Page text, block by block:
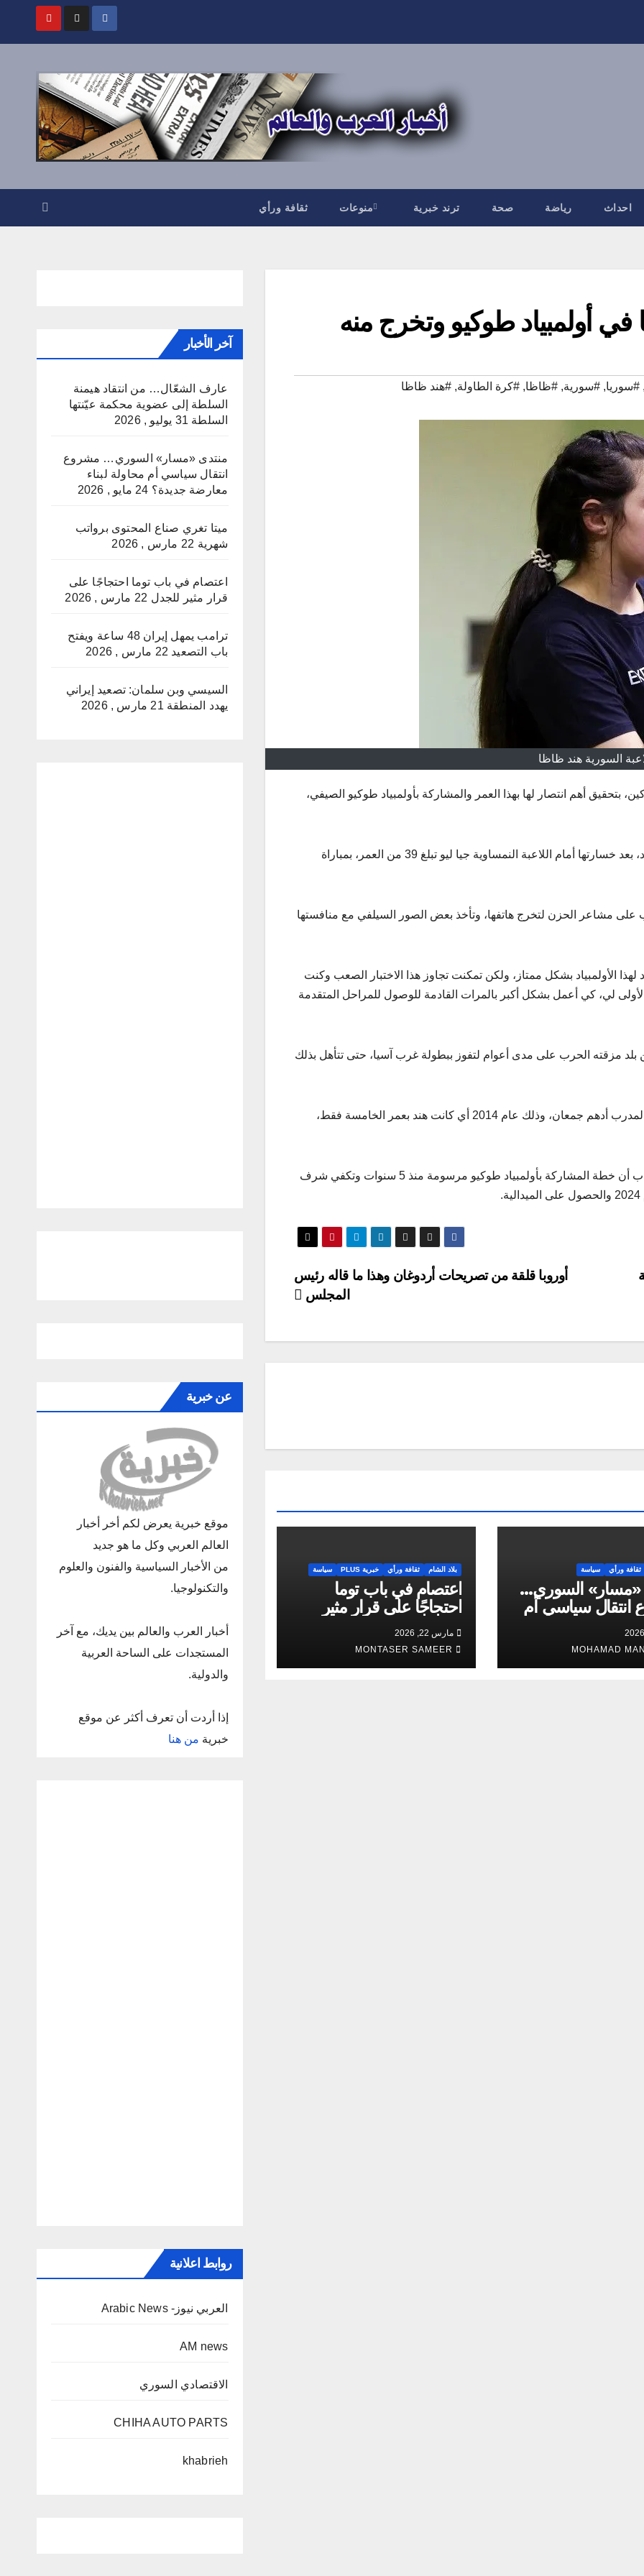
احداث رياضة صحة ترند خبرية منوعات ثقافة ورأي
أولمبياد طوكيو وتخرج منه
, #سوريا, #سورية, #ظاظا, #كرة الطاولة, #هند ظاظا
السورية هند ظاظا
بتحقيق أهم انتصار لها بهذا العمر والمشاركة بأولمبياد طوكيو الصيفي،
وخرجت هند ظاظا البالغة من العمر 12 عام من الأولمبياد، بعد خسارتها أمام اللاعبة النمساوية جيا ليو تبلغ 39 من العمر، بمباراة
مشاعر الحزن لتخرج هاتفها، وتأخذ بعض الصور السيلفي مع منافستها
الأولمبياد بشكل ممتاز، ولكن تمكنت تجاوز هذا الاختبار الصعب وكنت
لي، كي أعمل بشكل أكبر بالمرات القادمة للوصول للمراحل المتقدمة
السورية هند، من مواليد 2009 خرجت من بلد مزقته الحرب على مدى أعوام لتفوز ببطولة غرب آسيا، حتى تتأهل بذلك
وكان الفضل الأول لاكتشاف موهبة هند ظاظا الرياضية، المدرب أدهم جمعان، وذلك عام 2014 أي كانت هند بعمر الخامسة فقط،
وعند سؤال المدرب جمعان عن المشاركة بالأولمبياد، أجاب أن خطة المشاركة بأولمبياد طوكيو مرسومة منذ 5 سنوات وتكفي شرف
أوروبا قلقة من تصريحات أردوغان وهذا ما قاله رئيس
المجلس
ثقافة ورأي سياسة
«مسار» السوري…
انتقال سياسي أم
معارضة
MOHAMAD
بلاد الشام ثقافة ورأي خبرية PLUS سياسة
اعتصام في باب توما
احتجاجًا على قرار مثير
للجدل
مارس 22, 2026
MONTASER SAMEER
آخر الأخبار
عارف الشعّال… من انتقاد هيمنة
السلطة إلى عضوية محكمة عيّنتها
السلطة 31 يوليو , 2026
منتدى «مسار» السوري… مشروع
انتقال سياسي أم محاولة لبناء
معارضة جديدة؟ 24 مايو , 2026
ميتا تغري صناع المحتوى برواتب
شهرية 22 مارس , 2026
اعتصام في باب توما احتجاجًا على
قرار مثير للجدل 22 مارس , 2026
ترامب يمهل إيران 48 ساعة ويفتح
باب التصعيد 22 مارس , 2026
السيسي وبن سلمان: تصعيد إيراني
يهدد المنطقة 21 مارس , 2026
عن خبرية
موقع خبرية يعرض لكم أخر أخبار
العالم العربي وكل ما هو جديد
من الأخبار السياسية والفنون والعلوم
والتكنولوجيا.
أخبار العرب والعالم بين يديك، مع آخر
المستجدات على الساحة العربية
والدولية.
إذا أردت أن تعرف أكثر عن موقع
خبرية من هنا
روابط اعلانية
العربي نيوز- Arabic News
AM news
الاقتصادي السوري
CHIHA AUTO PARTS
khabrieh